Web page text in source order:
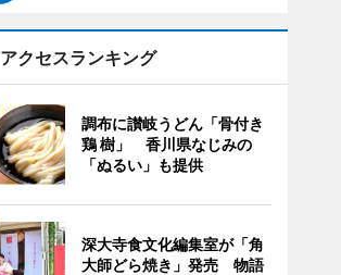
アクセスランキング
調布に讃岐うどん「骨付き
鶏 樹」 香川県なじみの
「ぬるい」も提供
深大寺食文化編集室が「角
大師どら焼き」発売 物語